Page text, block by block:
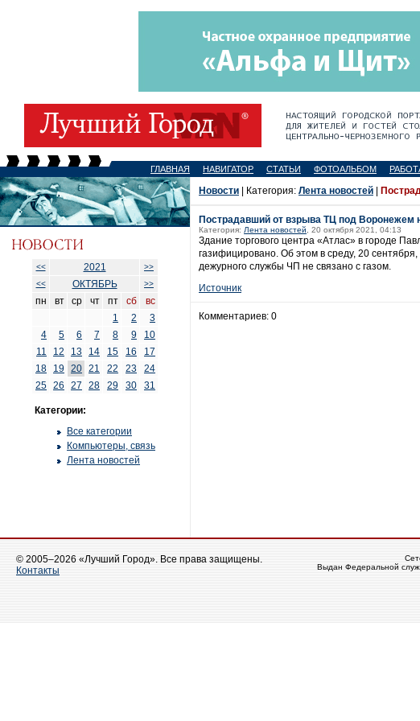
ГЛАВНАЯ НАВИГАТОР СТАТЬИ ФОТОАЛЬБОМ
<< 2021
>>
<<
ОКТЯБРЬ >>
пн вт ср чт пт сб
вс
1
2
3
4
5 6 7 8 9
10
11
12 13 14 15 16
17
18
19 20 21 22 23
24
25 26 27 28 29 30 31
Категории:
Все категории
Компьютеры, связь
Лента новостей
Новости | Категория: Лента новостей
Пострадавший от взрыва ТЦ под Воронежем
Категория: Лента новостей , 20 октября 2021, 04:13
Здание торгового центра «Атлас» в городе
газифицировано. Об этом в среду, 20
дежурного службы ЧП не связано с газом.
Источник
Комментариев: 0
© 2005–2026 «Лучший Город». Все права защищены.
Контакты
Выдан Федеральной